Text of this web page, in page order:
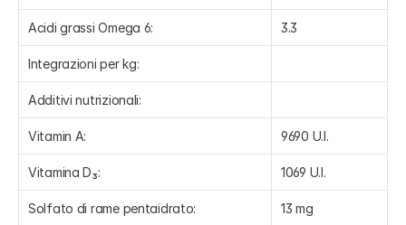
Acidi grassi Omega 6: 3.3
Integrazioni per kg:
Additivi nutrizionali:
Vitamin A: 9690 U.I.
Vitamina D₃: 1069 U.I.
Solfato di rame pentaidrato: 13 mg